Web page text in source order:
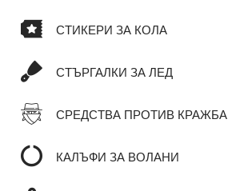
СТИКЕРИ ЗА КОЛА
СТЪРГАЛКИ ЗА ЛЕД
СРЕДСТВА ПРОТИВ КРАЖБА
КАЛЪФИ ЗА ВОЛАНИ